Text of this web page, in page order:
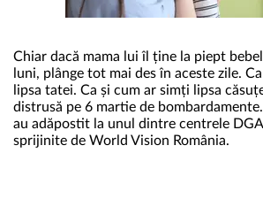
Chiar dacă mama lui îl ține la piept
luni, plânge tot mai des în aceste zile.
lipsa tatei. Ca și cum ar simți lipsa
distrusă pe 6 martie de
au adăpostit la unul dintre centrele
sprijinite de World Vision România.